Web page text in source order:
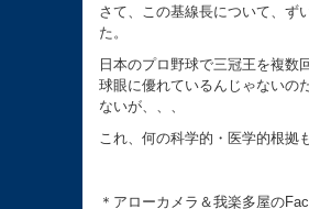
さて、この基線長について、ず
た。
日本のプロ野球で三冠王を複数
球眼に優れているんじゃないの
ないが、、、
これ、何の科学的・医学的根拠
＊アローカメラ＆我楽多屋の